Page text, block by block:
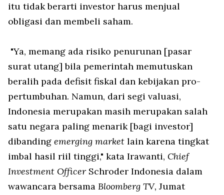
itu tidak berarti investor harus menjual
obligasi dan membeli saham.
"Ya, memang ada risiko penurunan [pasar
surat utang] bila pemerintah memutuskan
beralih pada defisit fiskal dan kebijakan pro-
pertumbuhan. Namun, dari segi valuasi,
Indonesia merupakan masih merupakan salah
satu negara paling menarik [bagi investor]
dibanding emerging market lain karena tingkat
imbal hasil riil tinggi," kata Irawanti, Chief
Investment Officer Schroder Indonesia dalam
wawancara bersama Bloomberg TV, Jumat